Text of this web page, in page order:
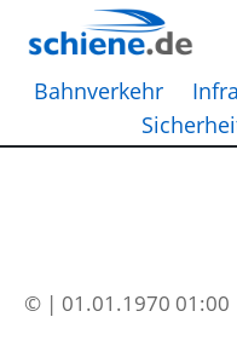
Bahnverkehr
© | 01.01.1970 01:00